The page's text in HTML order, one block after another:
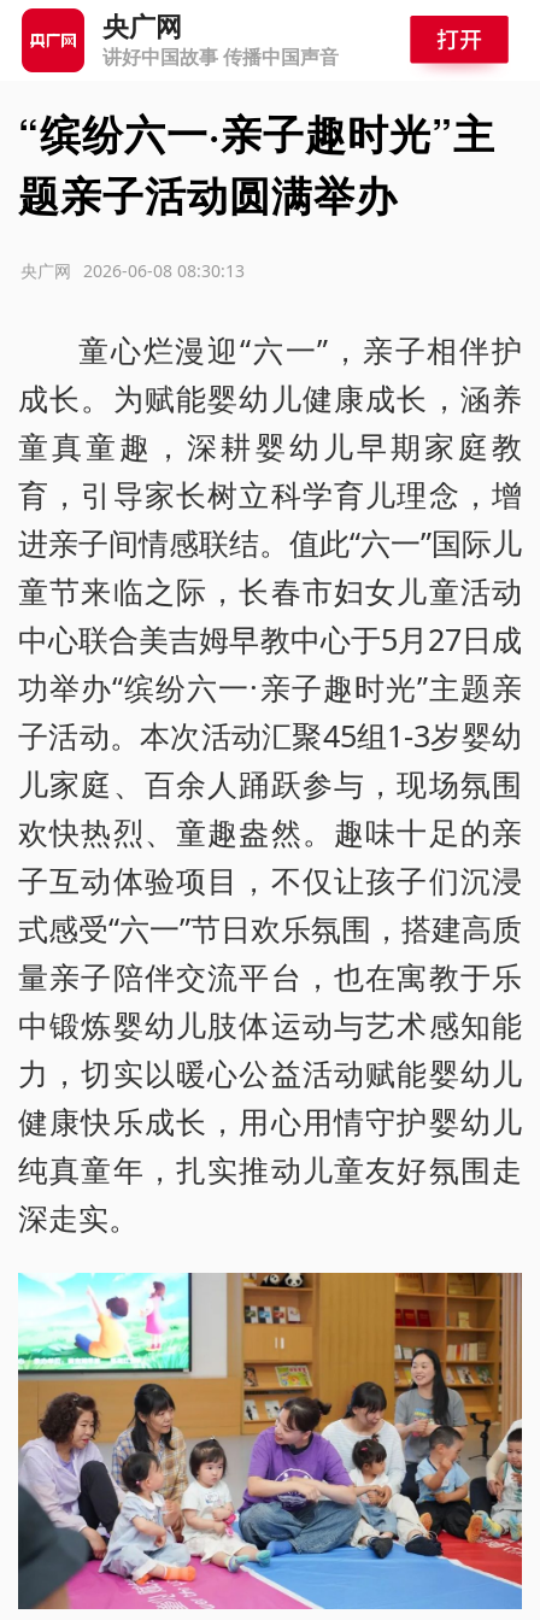
央广网
讲好中国故事 传播中国声音
“缤纷六一·亲子趣时光”主
题亲子活动圆满举办
2026-06-08 08:30:13
央广网
童心烂漫迎“六一”，亲子相伴护
成长。为赋能婴幼儿健康成长，涵养
童真童趣，深耕婴幼儿早期家庭教
育，引导家长树立科学育儿理念，增
进亲子间情感联结。值此“六一”国际儿
童节来临之际，长春市妇女儿童活动
中心联合美吉姆早教中心于5月27日成
功举办“缤纷六一·亲子趣时光”主题亲
子活动。本次活动汇聚45组1-3岁婴幼
儿家庭、百余人踊跃参与，现场氛围
欢快热烈、童趣盎然。趣味十足的亲
子互动体验项目，不仅让孩子们沉浸
式感受“六一”节日欢乐氛围，搭建高质
量亲子陪伴交流平台，也在寓教于乐
中锻炼婴幼儿肢体运动与艺术感知能
力，切实以暖心公益活动赋能婴幼儿
健康快乐成长，用心用情守护婴幼儿
纯真童年，扎实推动儿童友好氛围走
深走实。